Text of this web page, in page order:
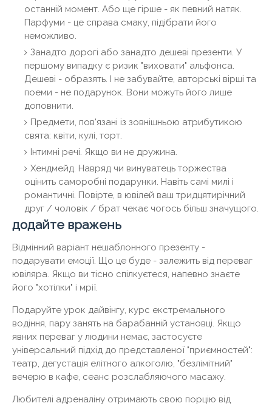
останній момент. Або ще гірше - як певний натяк.
Парфуми - це справа смаку, підібрати його
неможливо.
Занадто дорогі або занадто дешеві презенти. У
першому випадку є ризик "виховати" альфонса.
Дешеві - образять. І не забувайте, авторські вірші та
поеми - не подарунок. Вони можуть його лише
доповнити.
Предмети, пов'язані із зовнішньою атрибутикою
свята: квіти, кулі, торт.
Інтимні речі. Якщо ви не дружина.
Хендмейд. Навряд чи винуватець торжества
оцінить саморобні подарунки. Навіть самі милі і
романтичні. Повірте, в ювілей ваш тридцятирічний
друг / чоловік / брат чекає чогось більш значущого.
додайте вражень
Відмінний варіант нешаблонного презенту -
подарувати емоції. Що це буде - залежить від переваг
ювіляра. Якщо ви тісно спілкуєтеся, напевно знаєте
його "хотілки" і мрії.
Подаруйте урок дайвінгу, курс екстремального
водіння, пару занять на барабанній установці. Якщо
явних переваг у людини немає, застосуєте
універсальний підхід до представленої "приємностей":
театр, дегустація елітного алкоголю, "безлімітний"
вечерю в кафе, сеанс розслабляючого масажу.
Любителі адреналіну отримають свою порцію від